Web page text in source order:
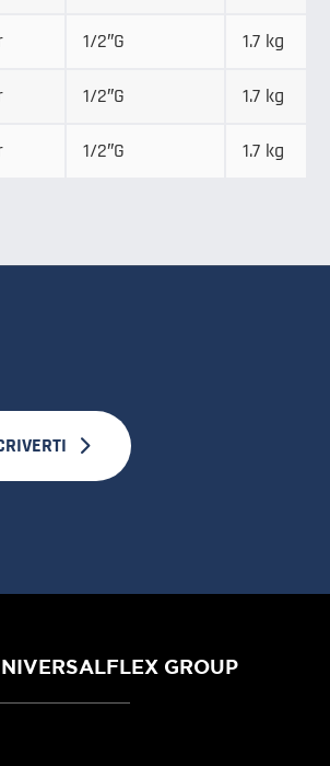
1/2″G 1.7 kg
1/2″G 1.7 kg
1/2″G 1.7 kg
GROUP